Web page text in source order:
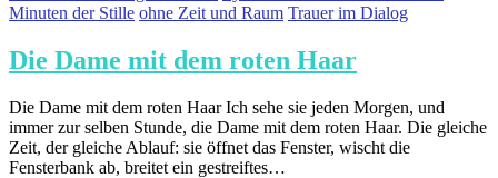
Minuten der Stille ohne Zeit und Raum Trauer im Dialog
Die Dame mit dem roten Haar
Die Dame mit dem roten Haar Ich sehe sie jeden Morgen, und
immer zur selben Stunde, die Dame mit dem roten Haar. Die gleiche
Zeit, der gleiche Ablauf: sie öffnet das Fenster, wischt die
Fensterbank ab, breitet ein gestreiftes…